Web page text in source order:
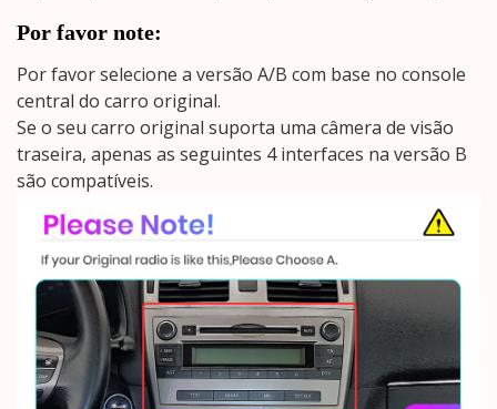
Por favor note:
Por favor selecione a versão A/B com base no console
central do carro original.
Se o seu carro original suporta uma câmera de visão
traseira, apenas as seguintes 4 interfaces na versão B
são compatíveis.